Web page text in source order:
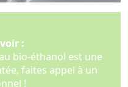
:
bio-éthanol est une
faites appel à un
!